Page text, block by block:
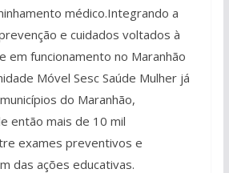
médico.Integrando a
e cuidados voltados à
em funcionamento no Maranhão
Móvel Sesc Saúde Mulher já
do Maranhão,
então mais de 10 mil
exames preventivos e
das ações educativas.